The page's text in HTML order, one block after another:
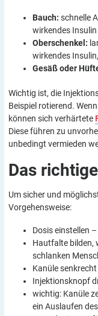
Bauch: schnelle
wirkendes
Oberschenkel:
wirkendes Insulin,
Gesäß oder
Wichtig ist, die
Beispiel rotierend.
können sich verhärtete
Diese führen zu
unbedingt vermieden
Das richtige
Um sicher und
Vorgehensweise:
Dosis einstellen
Hautfalte bilden,
schlanken
Kanüle
Injektionsknopf
wichtig: Kanüle
ein Auslaufen